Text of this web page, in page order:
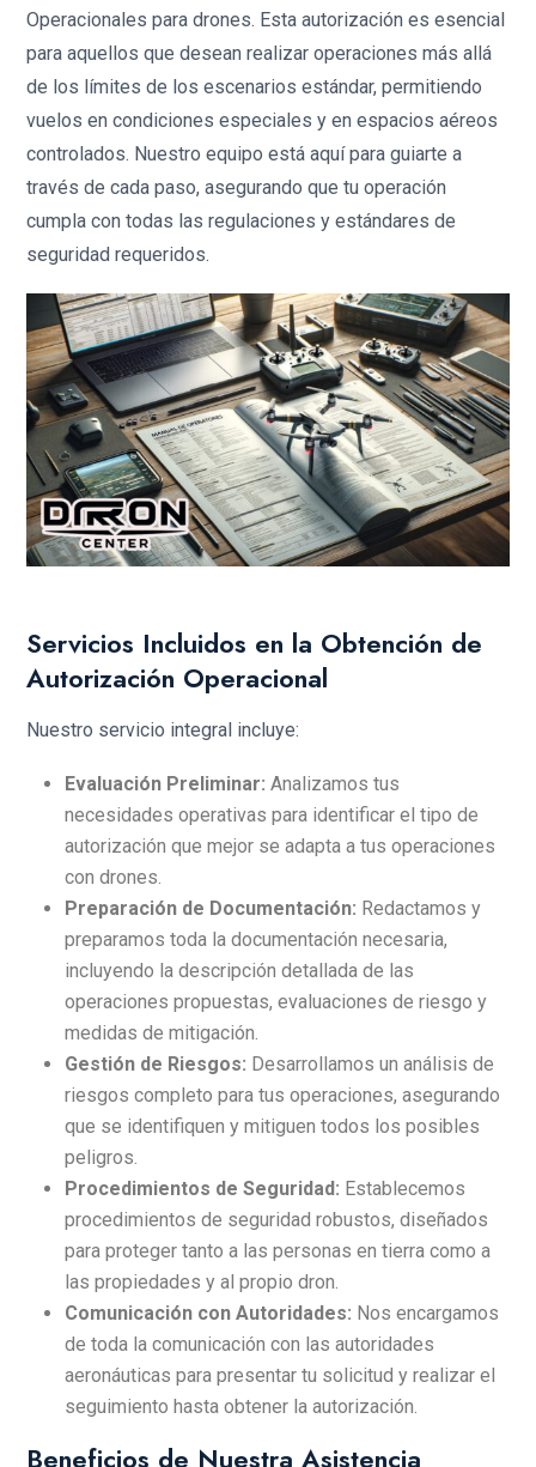
Operacionales para drones. Esta autorización es esencial
para aquellos que desean realizar operaciones más allá
de los límites de los escenarios estándar, permitiendo
vuelos en condiciones especiales y en espacios aéreos
controlados. Nuestro equipo está aquí para guiarte a
través de cada paso, asegurando que tu operación
cumpla con todas las regulaciones y estándares de
seguridad requeridos.
Servicios Incluidos en la Obtención de
Autorización Operacional
Nuestro servicio integral incluye:
Evaluación Preliminar: Analizamos tus
necesidades operativas para identificar el tipo de
autorización que mejor se adapta a tus operaciones
con drones.
Preparación de Documentación: Redactamos y
preparamos toda la documentación necesaria,
incluyendo la descripción detallada de las
operaciones propuestas, evaluaciones de riesgo y
medidas de mitigación.
Gestión de Riesgos: Desarrollamos un análisis de
riesgos completo para tus operaciones, asegurando
que se identifiquen y mitiguen todos los posibles
peligros.
Procedimientos de Seguridad: Establecemos
procedimientos de seguridad robustos, diseñados
para proteger tanto a las personas en tierra como a
las propiedades y al propio dron.
Comunicación con Autoridades: Nos encargamos
de toda la comunicación con las autoridades
aeronáuticas para presentar tu solicitud y realizar el
seguimiento hasta obtener la autorización.
Beneficios de Nuestra Asistencia